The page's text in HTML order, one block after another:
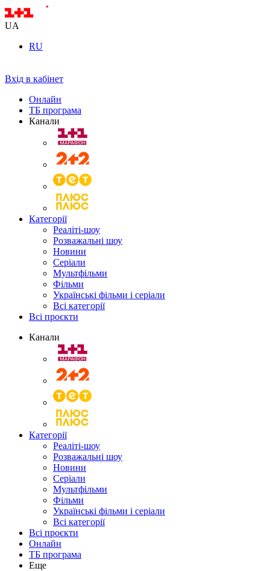
UA
RU
Вхід в кабінет
Онлайн
ТБ програма
Канали
Категорії
Реаліті-шоу
Розважальні шоу
Новини
Серіали
Мультфільми
Фільми
Українські фільми і серіали
Всі категорії
Всі проєкти
Канали
Категорії
Реаліті-шоу
Розважальні шоу
Новини
Серіали
Мультфільми
Фільми
Українські фільми і серіали
Всі категорії
Всі проєкти
Онлайн
ТБ програма
Еще